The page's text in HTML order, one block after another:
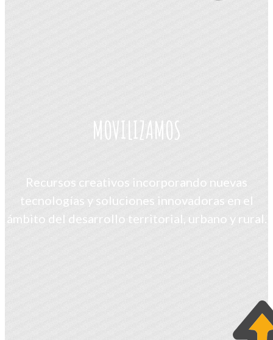
MOVILIZAMOS
Recursos creativos incorporando nuevas
tecnologías y soluciones innovadoras en el
ámbito del desarrollo territorial, urbano y rural.